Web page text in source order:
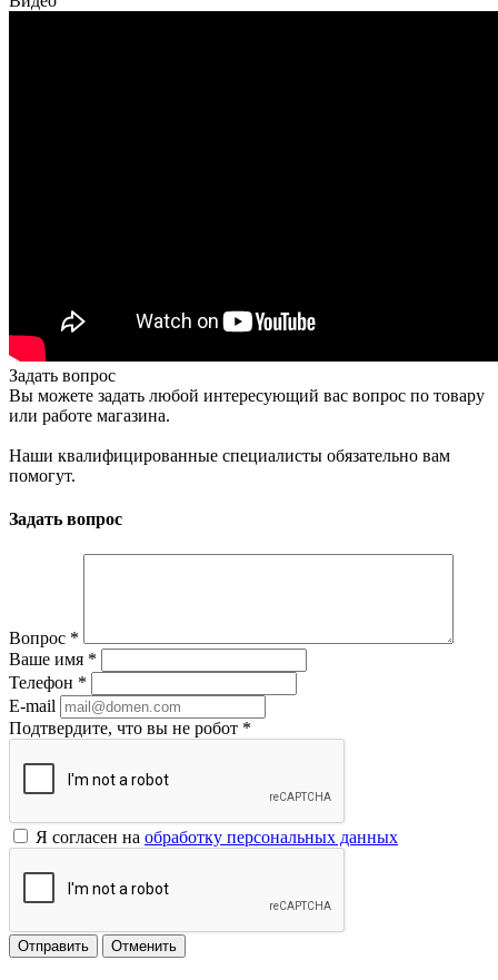
Задать вопрос
Вы можете задать любой интересующий вас вопрос по товару
или работе магазина.
Наши квалифицированные специалисты обязательно вам
помогут.
Задать вопрос
Вопрос *
Ваше имя *
Телефон *
E-mail
Подтвердите, что вы не робот *
Я согласен на обработку персональных данных
Отменить